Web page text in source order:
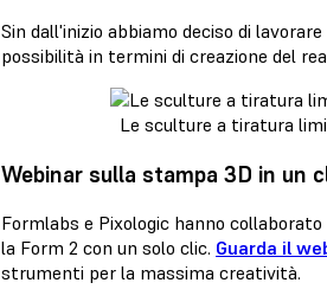
Sin dall'inizio abbiamo deciso di
possibilità in termini di creazione del
Le sculture a tiratura
Webinar sulla stampa 3D in un
Formlabs e Pixologic hanno
la Form 2 con un solo clic. Guarda il
strumenti per la massima creatività.